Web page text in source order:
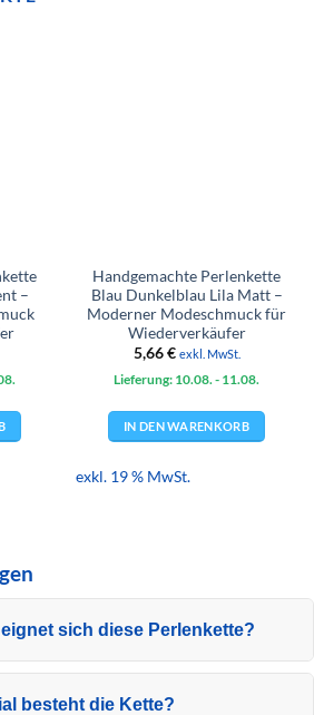
–
Handgemachte Perlenkette
Blau Dunkelblau Lila Matt –
Moderner Modeschmuck für
Wiederverkäufer
5,66€ exkl. MwSt.
Lieferung: 10.08. - 11.08.
IN DEN WARENKORB
exkl. 19 % MwSt.
sich diese Perlenkette?
besteht die Kette?